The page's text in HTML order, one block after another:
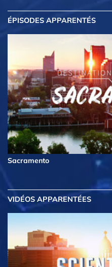
ÉPISODES APPARENTÉS
Sacramento
VIDÉOS APPARENTÉES